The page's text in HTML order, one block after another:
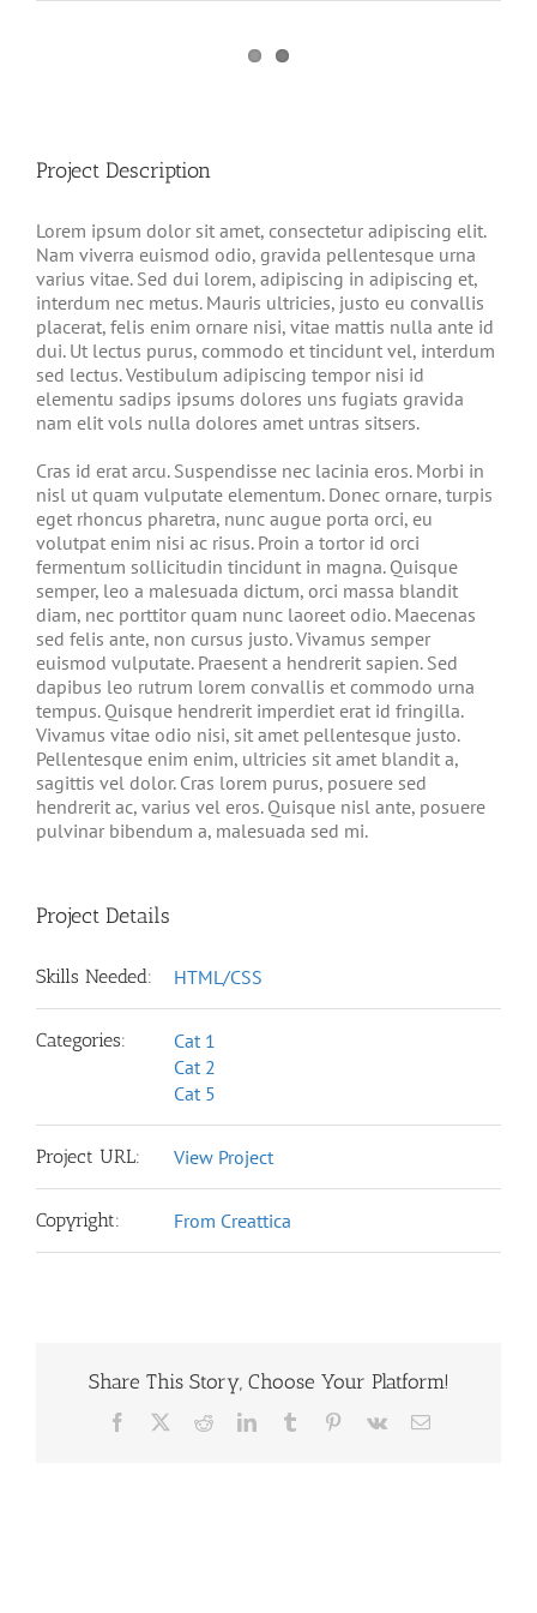
Project Description
Lorem ipsum dolor sit amet, consectetur adipiscing elit.
Nam viverra euismod odio, gravida pellentesque urna
varius vitae. Sed dui lorem, adipiscing in adipiscing et,
interdum nec metus. Mauris ultricies, justo eu convallis
placerat, felis enim ornare nisi, vitae mattis nulla ante id
dui. Ut lectus purus, commodo et tincidunt vel, interdum
sed lectus. Vestibulum adipiscing tempor nisi id
elementu sadips ipsums dolores uns fugiats gravida
nam elit vols nulla dolores amet untras sitsers.
Cras id erat arcu. Suspendisse nec lacinia eros. Morbi in
nisl ut quam vulputate elementum. Donec ornare, turpis
eget rhoncus pharetra, nunc augue porta orci, eu
volutpat enim nisi ac risus. Proin a tortor id orci
fermentum sollicitudin tincidunt in magna. Quisque
semper, leo a malesuada dictum, orci massa blandit
diam, nec porttitor quam nunc laoreet odio. Maecenas
sed felis ante, non cursus justo. Vivamus semper
euismod vulputate. Praesent a hendrerit sapien. Sed
dapibus leo rutrum lorem convallis et commodo urna
tempus. Quisque hendrerit imperdiet erat id fringilla.
Vivamus vitae odio nisi, sit amet pellentesque justo.
Pellentesque enim enim, ultricies sit amet blandit a,
sagittis vel dolor. Cras lorem purus, posuere sed
hendrerit ac, varius vel eros. Quisque nisl ante, posuere
pulvinar bibendum a, malesuada sed mi.
Project Details
Skills Needed: HTML/CSS
Categories:
Cat 1
Cat 2
Cat 5
Project URL: View Project
Copyright: From Creattica
Share This Story, Choose Your Platform!
Facebook RedditLinkedInTumblr Pinterest
Vk Email